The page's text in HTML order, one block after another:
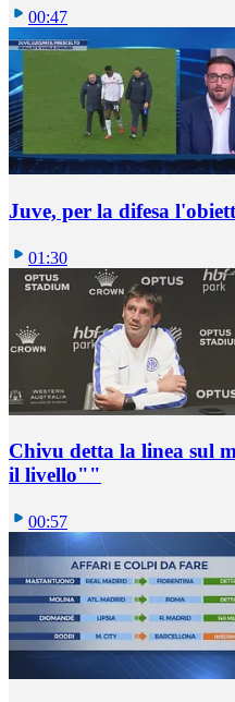
00:47
Juve, per la difesa
01:30
Chivu detta la linea sul
il livello""
00:57